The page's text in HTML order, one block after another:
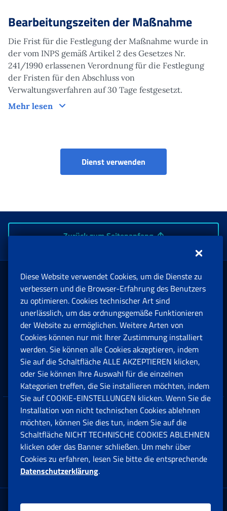
Bearbeitungszeiten der Maßnahme
Die Frist für die Festlegung der Maßnahme wurde in
der vom INPS gemäß Artikel 2 des Gesetzes Nr.
241/1990 erlassenen Verordnung für die Festlegung
der Fristen für den Abschluss von
Verwaltungsverfahren auf 30 Tage festgesetzt.
Mehr lesen
Bearbeitungszeiten der Maßnahme
Dienst verwenden
Zurück zum Seitenanfang
Rente und Sozialversicherung
Arbeit
Beihilfen, Subventionen und Entschädigungen
Unternehmen und Freiberufler
Datenschutz
Cookie einstellungen
Multikanal-Contact Center
Firmensitz:
Diese Website verwendet Cookies, um die Dienste zu
verbessern und die Browser-Erfahrung des Benutzers
zu optimieren. Cookies technischer Art sind
unerlässlich, um das ordnungsgemäße Funktionieren
der Website zu ermöglichen. Weitere Arten von
Cookies können nur mit Ihrer Zustimmung installiert
werden. Sie können alle Cookies akzeptieren, indem
Sie auf die Schaltfläche ALLE AKZEPTIEREN klicken,
oder Sie können Ihre Auswahl für die einzelnen
Kategorien treffen, die Sie installieren möchten, indem
Sie auf COOKIE-EINSTELLUNGEN klicken. Wenn Sie die
Installation von nicht technischen Cookies ablehnen
möchten, können Sie dies tun, indem Sie auf die
Schaltfläche NICHT TECHNISCHE COOKIES ABLEHNEN
klicken oder das Banner schließen. Um mehr über
Cookies zu erfahren, lesen Sie bitte die entsprechende
Datenschutzerklärung.